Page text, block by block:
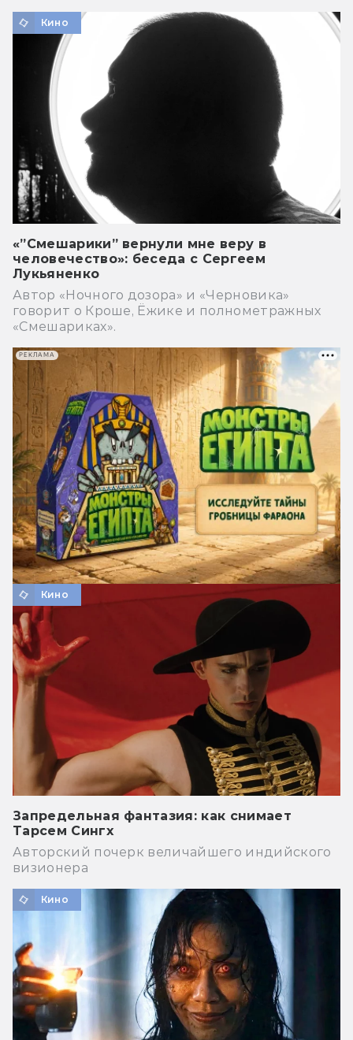
Кино
«”Смешарики” вернули мне веру в
человечество»: беседа с Сергеем
Лукьяненко
Автор «Ночного дозора» и «Черновика»
говорит о Кроше, Ёжике и полнометражных
«Смешариках».
Кино
Запредельная фантазия: как снимает
Тарсем Сингх
Авторский почерк величайшего индийского
визионера
Кино
РЕКЛАМА